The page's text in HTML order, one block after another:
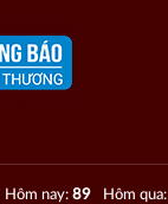
Hôm nay: 89 Hôm qua: